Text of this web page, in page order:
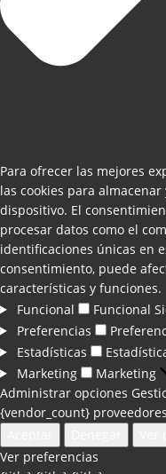
Para ofrecer las mejores
las cookies para
dispositivo. El
procesar datos como el
identificaciones únicas en
consentimiento, puede
características y funciones.
Funcional
Funcional
Preferencias
Estadísticas
Marketing
Marketing
Administrar opciones
{vendor_count} proveedores
Ver preferencias